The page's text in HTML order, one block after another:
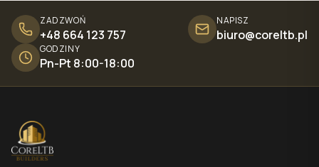
ZADZWOŃ
+48 664 123 757
NAPISZ
biuro@coreltb.pl
GODZINY
Pn-Pt 8:00-18:00